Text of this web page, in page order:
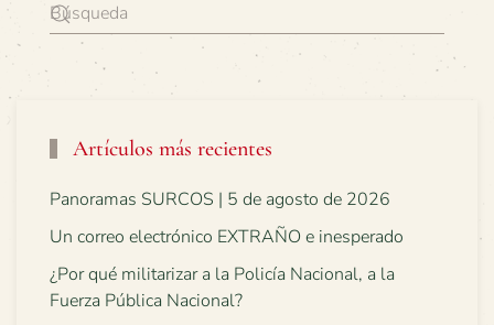
Artículos más recientes
Panoramas SURCOS | 5 de agosto de 2026
Un correo electrónico EXTRAÑO e inesperado
¿Por qué militarizar a la Policía Nacional, a la
Fuerza Pública Nacional?